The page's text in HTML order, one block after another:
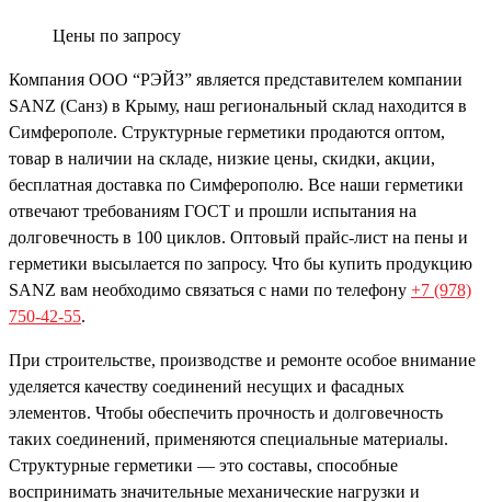
Цены по запросу
Компания OOO “РЭЙЗ” является представителем компании
SANZ (Санз) в Крыму, наш региональный склад находится в
Симферополе. Структурные герметики продаются оптом,
товар в наличии на складе, низкие цены, скидки, акции,
бесплатная доставка по Симферополю. Все наши герметики
отвечают требованиям ГОСТ и прошли испытания на
долговечность в 100 циклов. Оптовый прайс-лист на пены и
герметики высылается по запросу. Что бы купить продукцию
SANZ вам необходимо связаться с нами по телефону +7 (978)
750-42-55.
При строительстве, производстве и ремонте особое внимание
уделяется качеству соединений несущих и фасадных
элементов. Чтобы обеспечить прочность и долговечность
таких соединений, применяются специальные материалы.
Структурные герметики — это составы, способные
воспринимать значительные механические нагрузки и